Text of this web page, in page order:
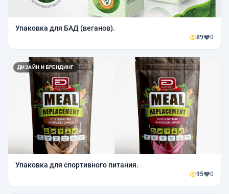
Упаковка для БАД (веганов).
89 0
ДИЗАЙН И БРЕНДИНГ
Упаковка для спортивного питания.
95 0